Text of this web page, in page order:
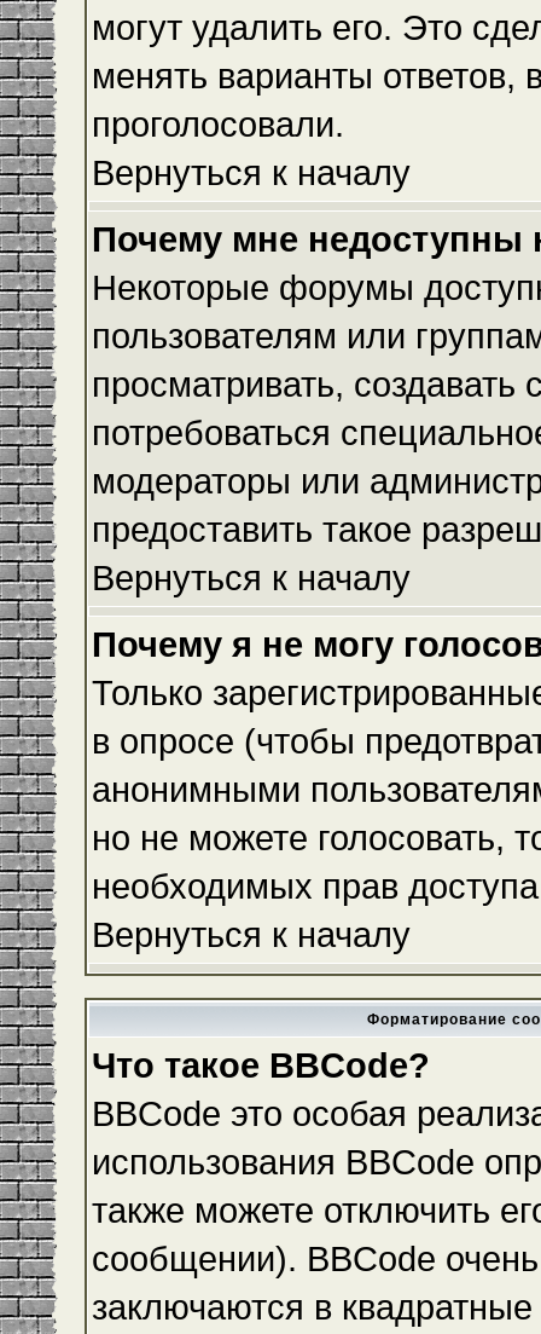
могут удалить его. Это
менять варианты ответов,
проголосовали.
Вернуться к началу
Почему мне
Некоторые форумы
пользователям или
просматривать,
потребоваться
модераторы или
предоставить такое
Вернуться к началу
Почему я не могу
Только
в опросе (чтобы
анонимными
но не можете голосовать,
необходимых прав
Вернуться к началу
Форматирование
Что такое BBCode?
BBCode это особая
использования BBCode
также можете отключить
сообщении). BBCode
заключаются в